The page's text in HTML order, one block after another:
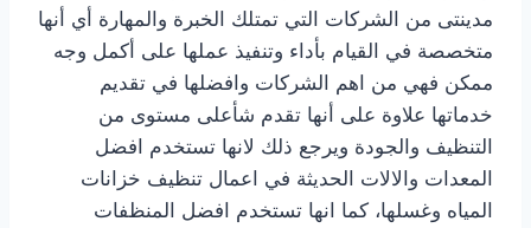
مدينتى من الشركات التي تمتلك الخبرة والمهارة أي أنها
متخصصة في القيام بأداء وتنفيذ عملها على أكمل وجه
ممكن فهي من اهم الشركات وافضلها في تقديم
خدماتها علاوة على أنها تقدم شأعلى مستوى من
التنظيف والجودة ويرجع ذلك لانها تستخدم افضل
المعدات والالات الحديثة في اعمال تنظيف خزانات
المياه وغسلها، كما انها تستخدم افضل المنظفات